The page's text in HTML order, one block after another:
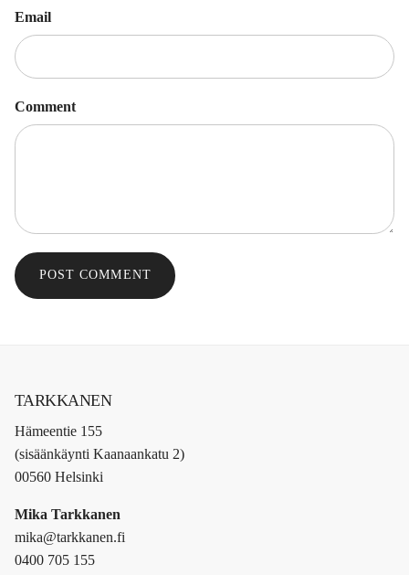
Email
Comment
POST COMMENT
TARKKANEN
Hämeentie 155
(sisäänkäynti Kaanaankatu 2)
00560 Helsinki
Mika Tarkkanen
mika@tarkkanen.fi
0400 705 155